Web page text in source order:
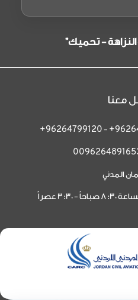
- تحميك"
معنا
-
96264799120+
المدني
3:30 عصراً